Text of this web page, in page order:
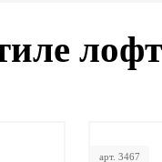
арт. 3467